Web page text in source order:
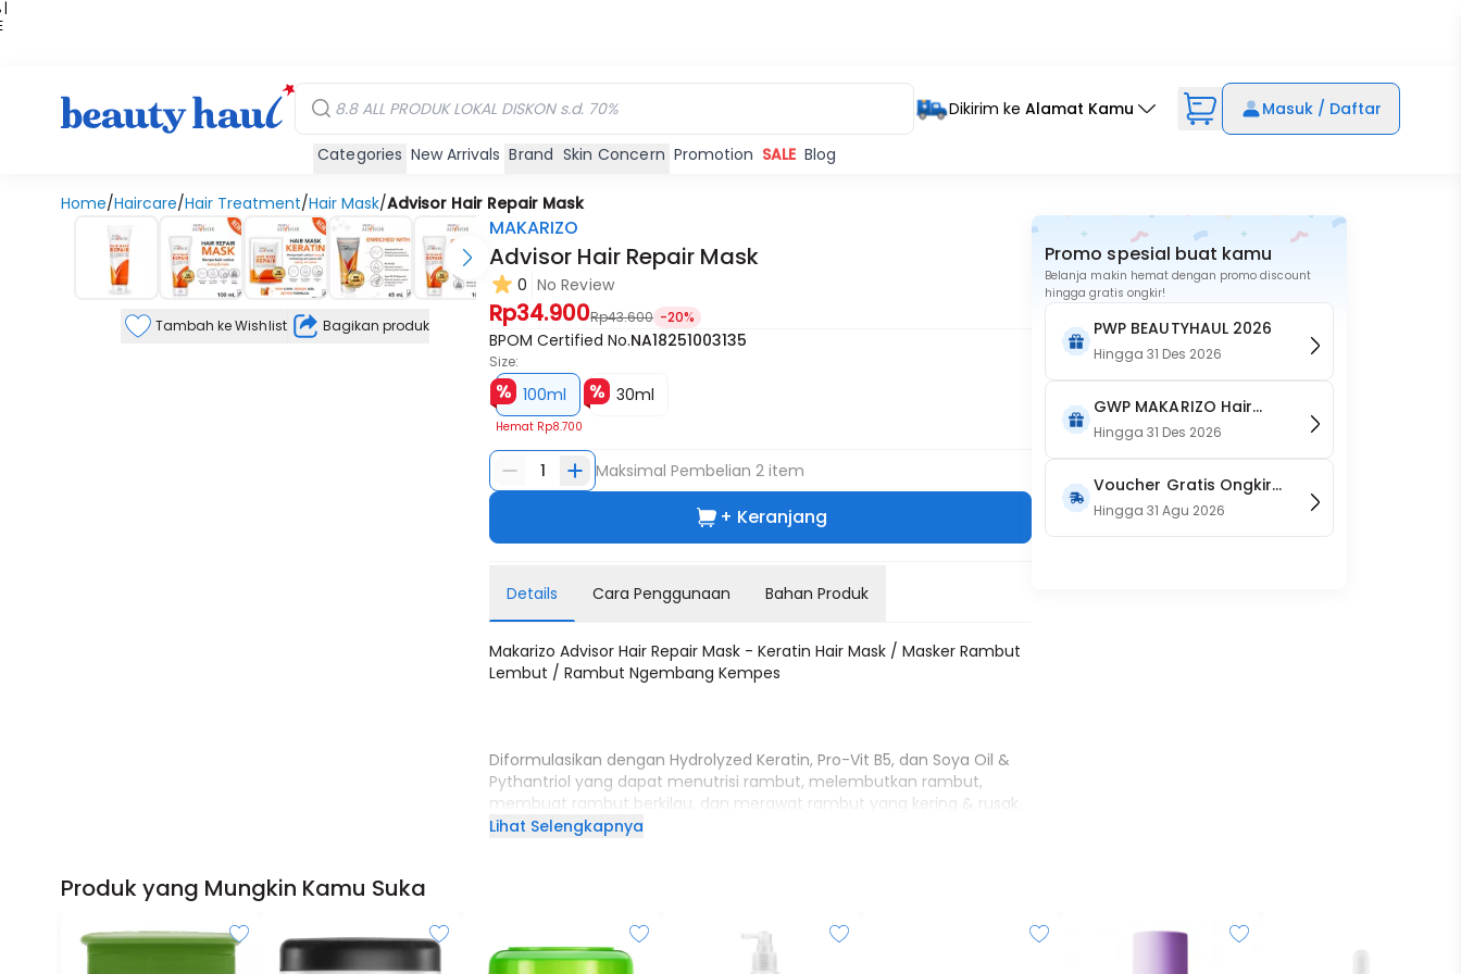
|
Dikirim ke Alamat Kamu Masuk / Daftar
Categories New Arrivals Brand Skin Concern Promotion SALE Blog
Home/Haircare/Hair Treatment/Hair Mask/Advisor Hair Repair Mask
Tambah ke Wishlist Bagikan produk
MAKARIZO
Advisor Hair Repair Mask
0 No Review
Rp34.900Rp43.600 -20%
BPOM Certified No.NA18251003135
Size:
100ml
Hemat Rp8.700
30ml
1 Maksimal Pembelian2 item
+ Keranjang
Details Cara Penggunaan Bahan Produk
Makarizo Advisor Hair Repair Mask - Keratin Hair Mask / Masker Rambut
Lembut / Rambut Ngembang Kempes
Diformulasikan dengan Hydrolyzed Keratin, Pro-Vit B5, dan Soya Oil &
Pythantriol yang dapat menutrisi rambut, melembutkan rambut,
membuat rambut berkilau, dan merawat rambut yang kering & rusak.
1. Gunakan Hair Repair Mask setelah keramas saat rambut masih basah
Lihat Selengkapnya
Promo spesial buat kamu
Belanja makin hemat dengan promo discount
hingga gratis ongkir!
PWP BEAUTYHAUL 2026
Hingga31 Des 2026
GWP MAKARIZO Hair
Energy Fibertherapy Hair
Hingga31 Des 2026
Voucher Gratis Ongkir
15RB (Only on Website)
Hingga31 Agu 2026
Produk yang Mungkin Kamu Suka